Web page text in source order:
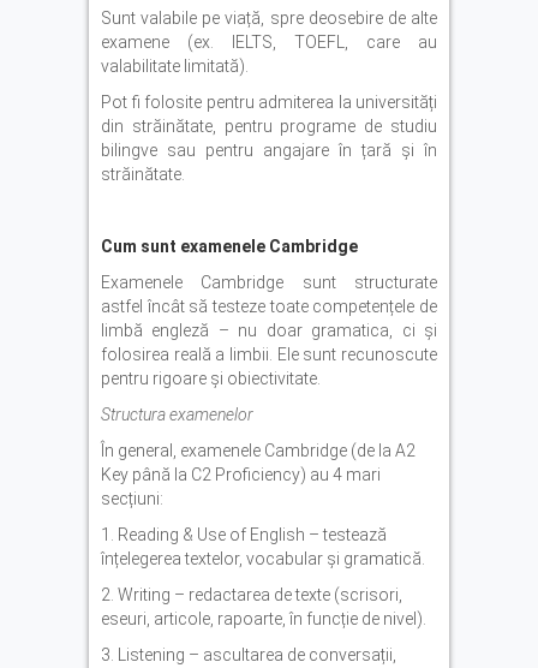
Sunt valabile pe viață, spre deosebire de alte
examene (ex. IELTS, TOEFL, care au
valabilitate limitată).
Pot fi folosite pentru admiterea la universități
din străinătate, pentru programe de studiu
bilingve sau pentru angajare în țară și în
străinătate.
Cum sunt examenele Cambridge
Examenele Cambridge sunt structurate
astfel încât să testeze toate competențele de
limbă engleză – nu doar gramatica, ci și
folosirea reală a limbii. Ele sunt recunoscute
pentru rigoare și obiectivitate.
Structura examenelor
În general, examenele Cambridge (de la A2
Key până la C2 Proficiency) au 4 mari
secțiuni:
1. Reading & Use of English – testează
înțelegerea textelor, vocabular și gramatică.
2. Writing – redactarea de texte (scrisori,
eseuri, articole, rapoarte, în funcție de nivel).
3. Listening – ascultarea de conversații,